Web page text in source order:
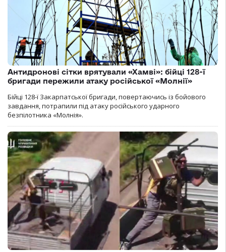
Антидронові сітки врятували «Хамві»: бійці 128-ї
бригади пережили атаку російської «Молнії»
Бійці 128-ї Закарпатської бригади, повертаючись із бойового
завдання, потрапили під атаку російського ударного
безпілотника «Молнія».